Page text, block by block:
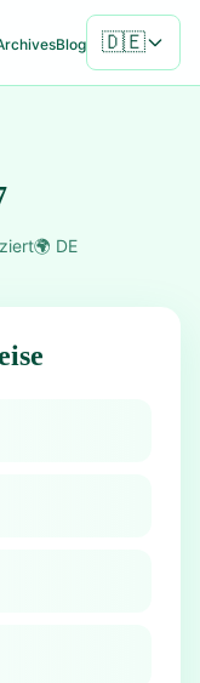
Blog 🇩🇪
🌍 DE